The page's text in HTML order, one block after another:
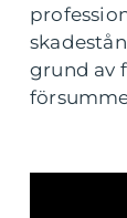
grund av